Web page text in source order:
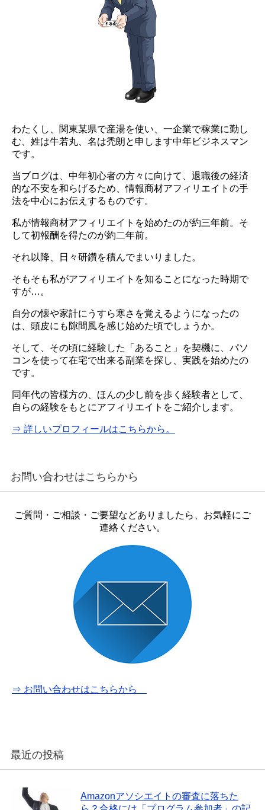
わたくし、関東某県で産湯を使い、一企業で稼業に勤し
む、姓は牛若丸、名は禿朗と申します中年ビジネスマン
です。
当ブログは、中年初心者の方々に向けて、退職後の経済
的な不安を和らげるため、情報商材アフィリエイトの手
法を中心にお伝えするものです。
私が情報商材アフィリエイトを始めたのが約三年前。そ
して初報酬を得たのが約二年前。
それ以降、日々研鑽を積んでまいりました。
そもそも私がアフィリエイトを知ることになった時期で
すが…。
自分の懐や家計にうすら寒さを覚えるようになったの
は、頭皮にも隙間風を感じ始めた頃でしょうか。
そして、その頃に経験した「あること」を契機に、パソ
コンを使って在宅で出来る副業を探し、実践を始めたの
です。
同年代の皆様方の、ほんの少し前を歩く経験者として、
自らの経験をもとにアフィリエイトをご紹介します。
⇒ 詳しいプロフィールはこちらから。
お問い合わせはこちらから
ご質問・ご相談・ご要望などありましたら、お気軽にご
連絡ください。
⇒ お問い合わせはこちらから
最近の投稿
Amazonアソシエイトの審査に落ちた